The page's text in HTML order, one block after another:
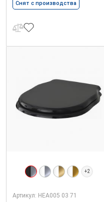
Снят с производства
+2
Артикул: HEA005 03 71